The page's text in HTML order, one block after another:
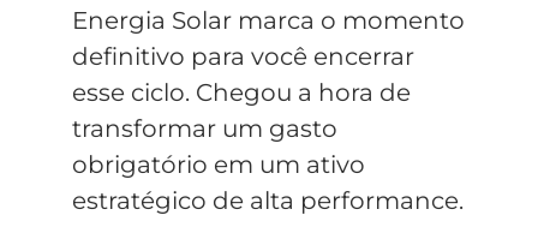
Energia Solar marca o momento
definitivo para você encerrar
esse ciclo. Chegou a hora de
transformar um gasto
obrigatório em um ativo
estratégico de alta performance.